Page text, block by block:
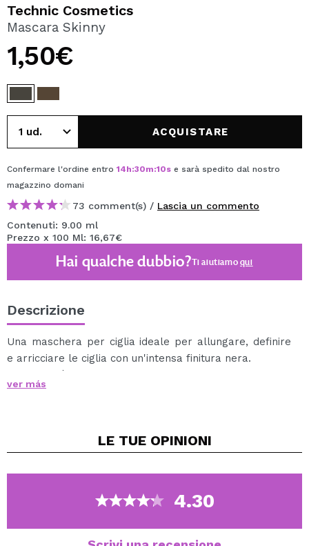
Creando un account su Maquibeauty.it potrai fare i tuoi
acquisti velocemente, controllare lo stato dei tuoi ordini e
consultare le tue operazioni precedenti.
Technic Cosmetics
Mascara Skinny
1,50€
ACQUISTARE
Confermare l'ordine entro 14h:30m:10s e sarà spedito dal nostro
magazzino domani
73 comment(s) / Lascia un commento
Contenuti: 9.00 ml
Prezzo x 100 Ml: 16,67€
Hai qualche dubbio?Ti aiutiamoqui
Descrizione
Una maschera per ciglia ideale per allungare, definire
e arricciare le ciglia con un'intensa finitura nera.
Il gupillon è appositamente progettato per sollevare le
ciglia dalla radice.
ver más
LE TUE OPINIONI
4.30